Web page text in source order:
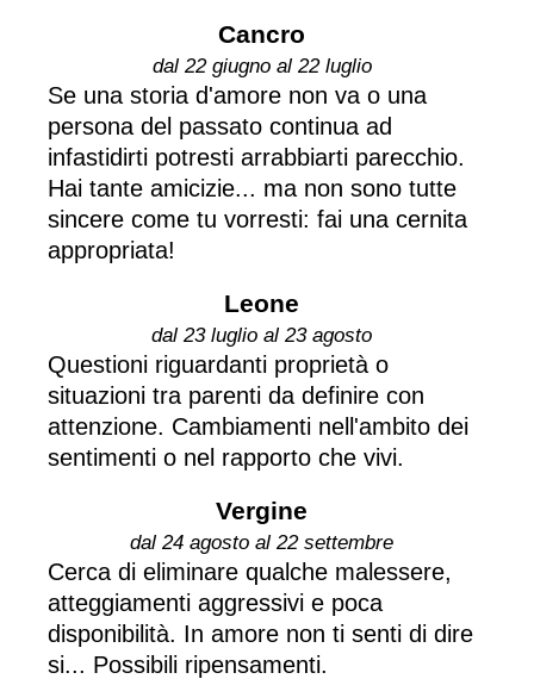
Cancro
dal 22 giugno al 22 luglio
Se una storia d'amore non va o una
persona del passato continua ad
infastidirti potresti arrabbiarti parecchio.
Hai tante amicizie... ma non sono tutte
sincere come tu vorresti: fai una cernita
appropriata!
Leone
dal 23 luglio al 23 agosto
Questioni riguardanti proprietà o
situazioni tra parenti da definire con
attenzione. Cambiamenti nell'ambito dei
sentimenti o nel rapporto che vivi.
Vergine
dal 24 agosto al 22 settembre
Cerca di eliminare qualche malessere,
atteggiamenti aggressivi e poca
disponibilità. In amore non ti senti di dire
si... Possibili ripensamenti.